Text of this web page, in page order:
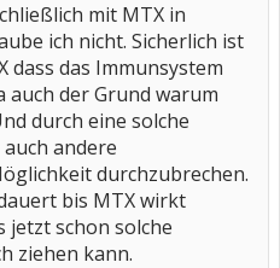
mit MTX in
ich nicht. Sicherlich ist
dass das Immunsystem
auch der Grund warum
durch eine solche
andere
durchzubrechen.
bis MTX wirkt
jetzt schon solche
ziehen kann.